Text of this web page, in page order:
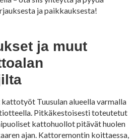
ja paikkauksesta!
ja muut
Tuusulan alueella varmalla
Pitkäkestoisesti toteutetut
kattohuollot pitävät huolen
ajan. Kattoremontin koittaessa,